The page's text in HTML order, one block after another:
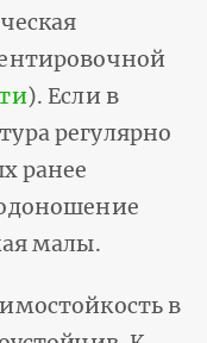
). Если в
регулярно
ранее
малы.
в